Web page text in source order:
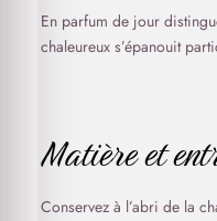
En parfum de jour
chaleureux s’épanouit
Matière et
Conservez à l’abri de la